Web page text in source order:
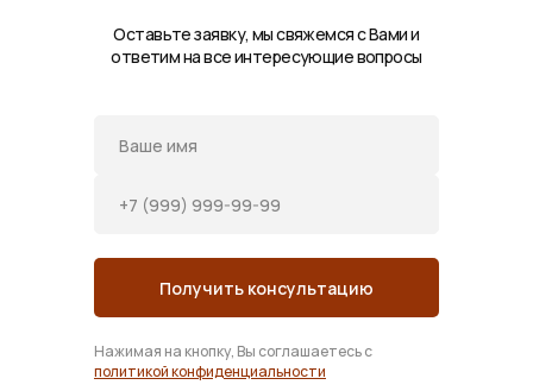
Оставьте заявку, мы свяжемся с Вами и
ответим на все интересующие вопросы
Получить консультацию
Нажимая на кнопку, Вы соглашаетесь с
политикой конфиденциальности